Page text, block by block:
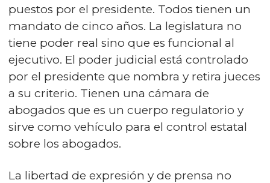
puestos por el presidente. Todos tienen un
mandato de cinco años. La legislatura no
tiene poder real sino que es funcional al
ejecutivo. El poder judicial está controlado
por el presidente que nombra y retira jueces
a su criterio. Tienen una cámara de
abogados que es un cuerpo regulatorio y
sirve como vehículo para el control estatal
sobre los abogados.
La libertad de expresión y de prensa no